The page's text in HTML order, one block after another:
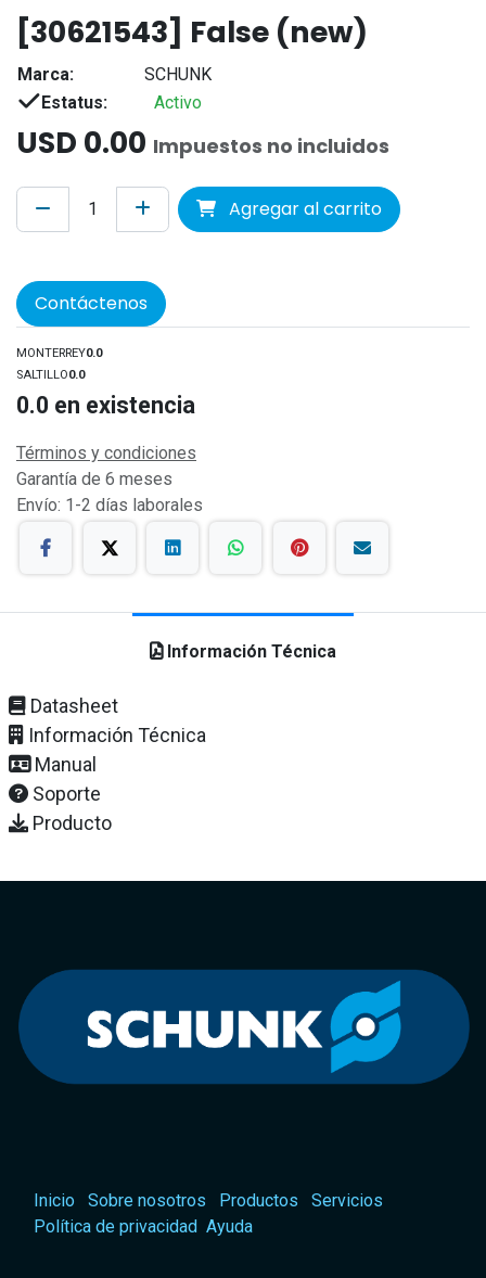
[30621543] False (new)
Marca:
SCHUNK
Estatus:
Activo
USD 0.00 Impuestos no incluidos
Agregar al carrito
Contáctenos
MONTERREY0.0
SALTILLO0.0
0.0 en existencia
Términos y condiciones
Garantía de 6 meses
Envío: 1-2 días laborales
Información Técnica
Datasheet
Información Técnica
Manual
Soporte
Producto
Inicio Sobre nosotros Productos
Servicios
Política de privacidad Ayuda